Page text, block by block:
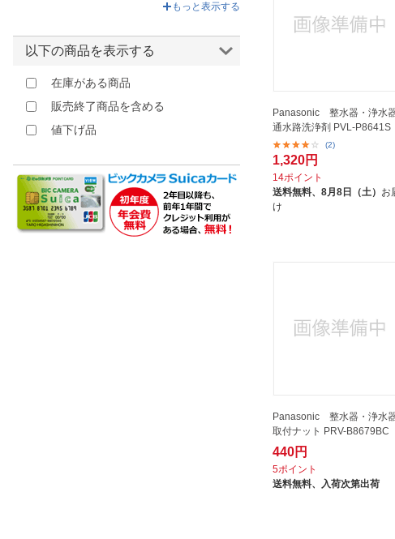
Panasonic 整水器・浄水
通水路洗浄剤 PVL-P8641S
(2)
1,320円
14ポイント
送料無料、 8月8日（土） お
け
Panasonic 整水器・浄水
取付ナット PRV-B8679BC
440円
5ポイント
送料無料、
入荷次第出荷
もっと表示する
以下の商品を表示する
在庫がある商品
販売終了商品を含める
値下げ品